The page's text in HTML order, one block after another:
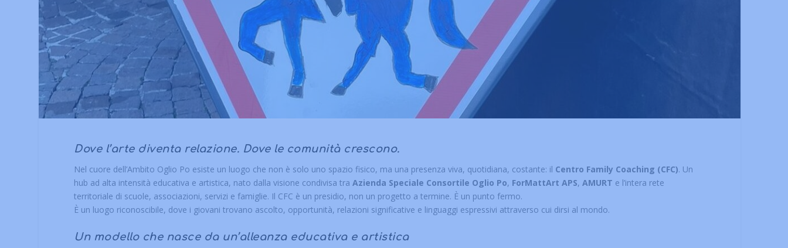
Dove l’arte diventa relazione. Dove le comunità crescono.
Nel cuore dell’Ambito Oglio Po esiste un luogo che non è solo uno spazio fisico, ma una presenza viva, quotidiana, costante: il Centro Family Coaching (CFC). Un
hub ad alta intensità educativa e artistica, nato dalla visione condivisa traAzienda Speciale Consortile Oglio Po, ForMattArt APS,AMURT e l’intera rete
territoriale di scuole, associazioni, servizi e famiglie. Il CFC è un presidio, non un progetto a termine. È un punto fermo.
È un luogo riconoscibile, dove i giovani trovano ascolto, opportunità, relazioni significative e linguaggi espressivi attraverso cui dirsi al mondo.
Un modello che nasce da un’alleanza educativa e artistica